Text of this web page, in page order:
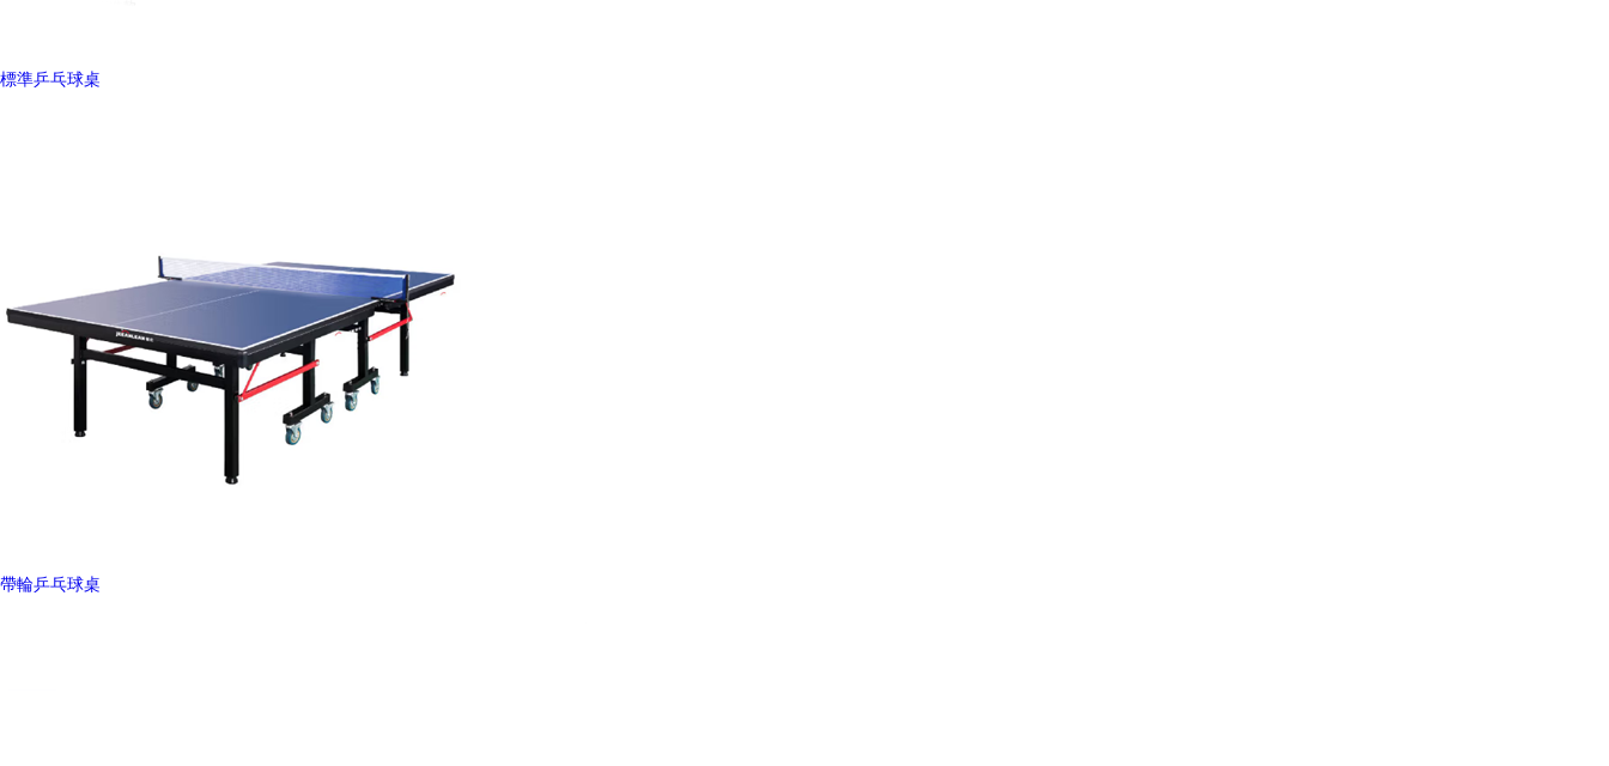
標準乒乓球桌
帶輪乒乓球桌